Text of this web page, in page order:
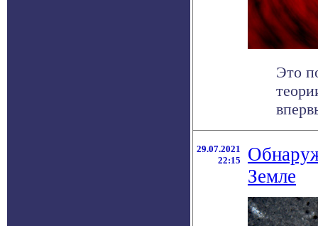
Это
29.07.2021
22:15
Земле